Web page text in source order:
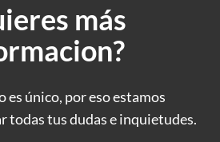
más
es único, por eso estamos
todas tus dudas e inquietudes.